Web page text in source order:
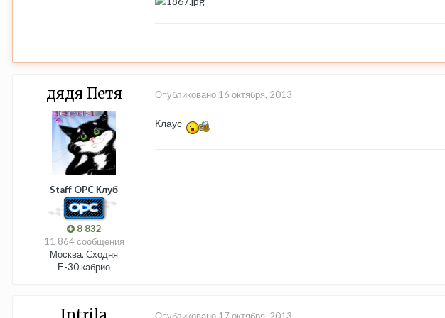
дядя Петя
Staff OPC Клуб
8 832
11 864 сообщения
Москва, Сходня
Е-30 кабрио
Опубликовано 16 октября, 2013
Клаус